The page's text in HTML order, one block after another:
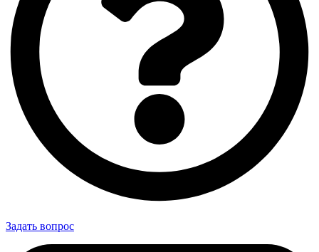
Задать вопрос